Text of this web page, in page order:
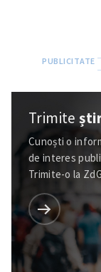
Trimite
Cunoști o
de interes
Trimite-o la ZdG